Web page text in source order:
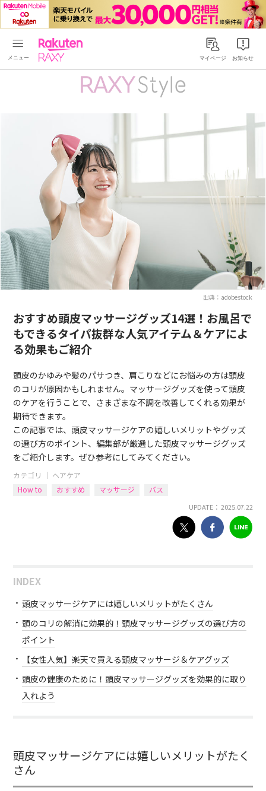
Rakuten RAXYマイページ お知らせ
出典：adobestock
おすすめ頭皮マッサージグッズ14選！お風呂で
もできるタイパ抜群な人気アイテム＆ケアによ
る効果もご紹介
頭皮のかゆみや髪のパサつき、肩こりなどにお悩みの方は頭皮
のコリが原因かもしれません。マッサージグッズを使って頭皮
のケアを行うことで、さまざまな不調を改善してくれる効果が
期待できます。
この記事では、頭皮マッサージケアの嬉しいメリットやグッズ
の選び方のポイント、編集部が厳選した頭皮マッサージグッズ
をご紹介します。ぜひ参考にしてみてください。
カテゴリ ｜ ヘアケア
How to
おすすめ マッサージ バス
UPDATE： 2025.07.22
INDEX
頭皮マッサージケアには嬉しいメリットがたくさん
頭のコリの解消に効果的！頭皮マッサージグッズの選び方の
ポイント
【女性人気】楽天で買える頭皮マッサージ＆ケアグッズ
頭皮の健康のために！頭皮マッサージグッズを効果的に取り
入れよう
頭皮マッサージケアには嬉しいメリットがたく
さん